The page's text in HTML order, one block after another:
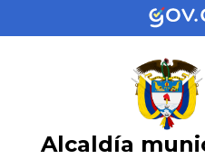
Alcaldía